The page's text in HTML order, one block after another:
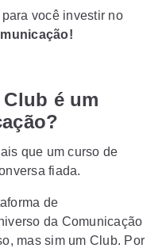
você investir no
é um
que um curso de
fiada.
de
da Comunicação
mas sim um Club. Por